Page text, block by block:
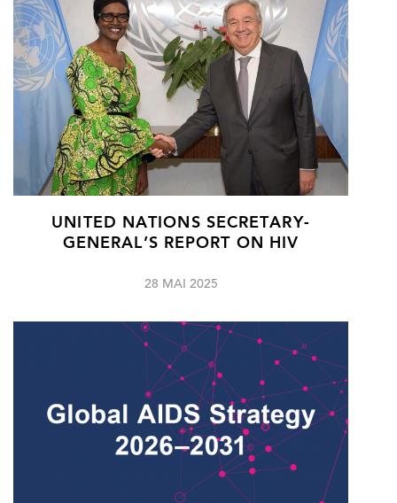
UNITED NATIONS SECRETARY-
GENERAL’S REPORT ON HIV
28 MAI 2025